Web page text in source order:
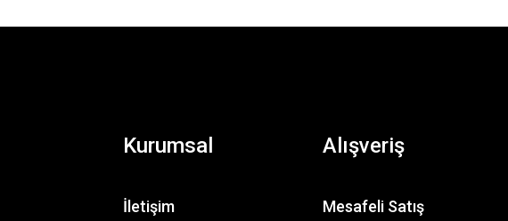
Kurumsal
İletişim
Alışveriş
Mesafeli Satış